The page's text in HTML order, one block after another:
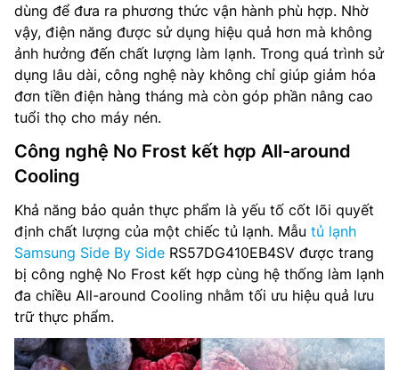
dùng để đưa ra phương thức vận hành phù hợp. Nhờ
vậy, điện năng được sử dụng hiệu quả hơn mà không
ảnh hưởng đến chất lượng làm lạnh. Trong quá trình sử
dụng lâu dài, công nghệ này không chỉ giúp giảm hóa
đơn tiền điện hàng tháng mà còn góp phần nâng cao
tuổi thọ cho máy nén.
Công nghệ No Frost kết hợp All-around
Cooling
Khả năng bảo quản thực phẩm là yếu tố cốt lõi quyết
định chất lượng của một chiếc tủ lạnh. Mẫu tủ lạnh
Samsung Side By Side RS57DG410EB4SV được trang
bị công nghệ No Frost kết hợp cùng hệ thống làm lạnh
đa chiều All-around Cooling nhằm tối ưu hiệu quả lưu
trữ thực phẩm.